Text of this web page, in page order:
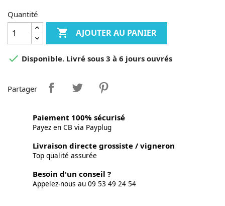
Quantité
 AJOUTER AU PANIER
 Disponible. Livré sous 3 à 6 jours ouvrés
Partager
Paiement 100% sécurisé
Payez en CB via Payplug
Livraison directe grossiste / vigneron
Top qualité assurée
Besoin d'un conseil ?
Appelez-nous au 09 53 49 24 54